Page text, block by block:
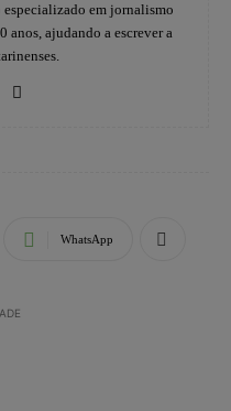
em jornalismo
anos, ajudando a escrever a
WhatsApp